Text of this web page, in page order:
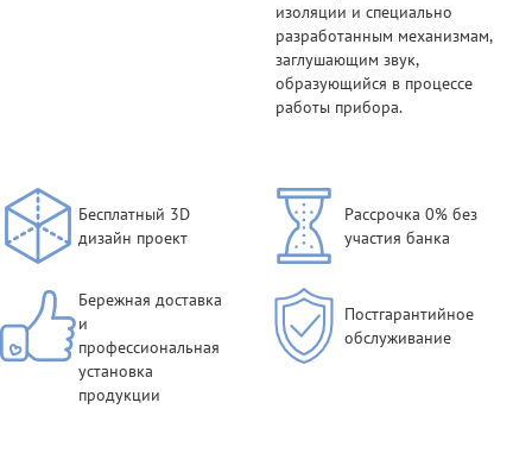
изоляции и специально
разработанным механизмам,
заглушающим звук,
образующийся в процессе
работы прибора.
Бесплатный 3D
дизайн проект
Рассрочка 0% без
участия банка
Бережная доставка
и
профессиональная
установка
продукции
Постгарантийное
обслуживание